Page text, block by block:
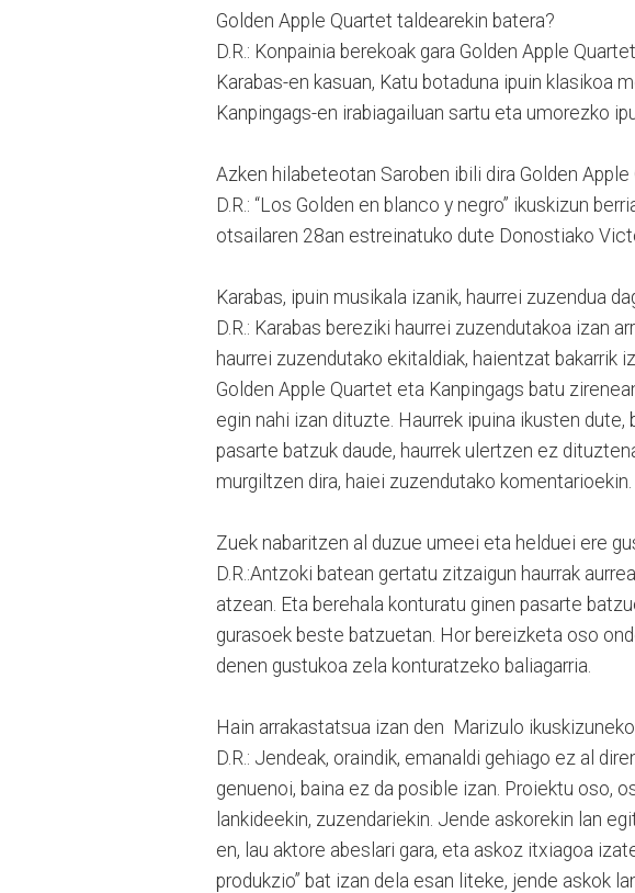
Golden Apple Quartet taldearekin batera?
D.R.: Konpainia berekoak gara Golden Apple
Karabas-en kasuan, Katu botaduna ipuin klasikoa
Kanpingags-en irabiagailuan sartu eta umorezko
Azken hilabeteotan Saroben ibili dira Golden
D.R.: “Los Golden en blanco y negro” ikuskizun
otsailaren 28an estreinatuko dute Donostiako
Karabas, ipuin musikala izanik, haurrei zuzendua
D.R.: Karabas bereziki haurrei zuzendutakoa izan
haurrei zuzendutako ekitaldiak, haientzat bakarrik
Golden Apple Quartet eta Kanpingags batu
egin nahi izan dituzte. Haurrek ipuina ikusten
pasarte batzuk daude, haurrek ulertzen ez
murgiltzen dira, haiei zuzendutako komentarioekin.
Zuek nabaritzen al duzue umeei eta helduei ere
D.R.:Antzoki batean gertatu zitzaigun haurrak
atzean. Eta berehala konturatu ginen pasarte
gurasoek beste batzuetan. Hor bereizketa oso
denen gustukoa zela konturatzeko baliagarria.
Hain arrakastatsua izan den Marizulo
D.R.: Jendeak, oraindik, emanaldi gehiago ez al
genuenoi, baina ez da posible izan. Proiektu oso,
lankideekin, zuzendariekin. Jende askorekin lan
en, lau aktore abeslari gara, eta askoz itxiagoa
produkzio” bat izan dela esan liteke, jende askok